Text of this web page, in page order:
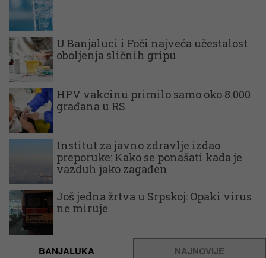
U Banjaluci i Foči najveća učestalost
oboljenja sličnih gripu
HPV vakcinu primilo samo oko 8.000
građana u RS
Institut za javno zdravlje izdao
preporuke: Kako se ponašati kada je
vazduh jako zagađen
Još jedna žrtva u Srpskoj: Opaki virus
ne miruje
BANJALUKA NAJNOVIJE